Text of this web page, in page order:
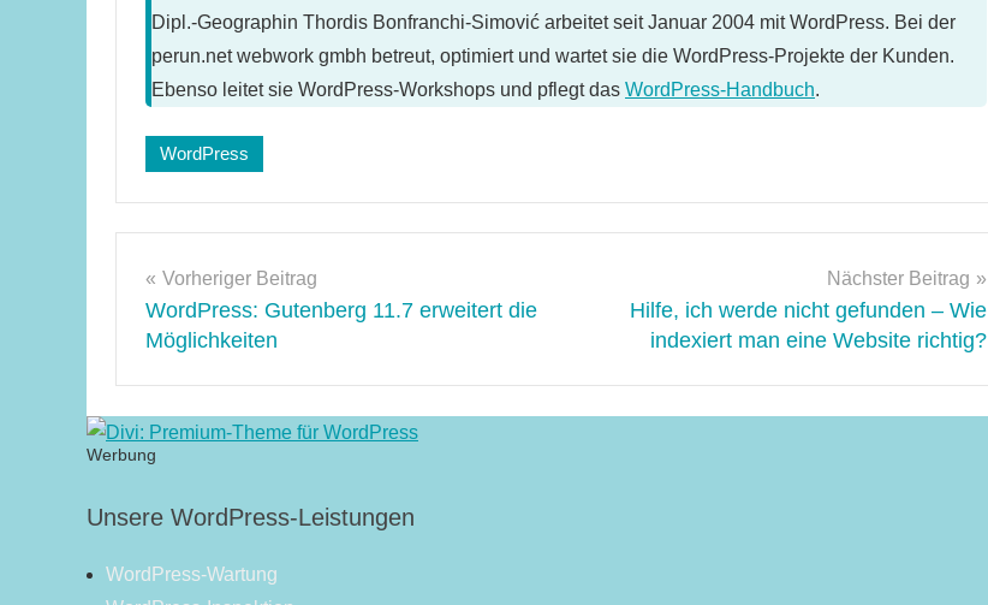
Dipl.-Geographin Thordis Bonfranchi-Simović arbeitet seit Januar 2004 mit WordPress. Bei der
perun.net webwork gmbh betreut, optimiert und wartet sie die WordPress-Projekte der Kunden.
Ebenso leitet sie WordPress-Workshops und pflegt das WordPress-Handbuch.
WordPress
Beitragsnavigation
Vorheriger Beitrag
WordPress: Gutenberg 11.7 erweitert die
Möglichkeiten
Nächster Beitrag
Hilfe, ich werde nicht gefunden – Wie
indexiert man eine Website richtig?
Werbung
Unsere WordPress-Leistungen
WordPress-Wartung